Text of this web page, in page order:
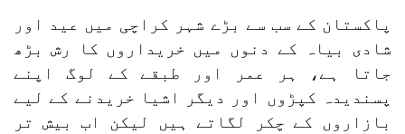
پاکستان کے سب سے بڑے شہر کراچی میں عید اور
شادی بیاہ کے دنوں میں خریداروں کا رش بڑھ
جاتا ہے، ہر عمر اور طبقے کے لوگ اپنے
پسندیدہ کپڑوں اور دیگر اشیا خریدنے کے لیے
بازاروں کے چکر لگاتے ہیں لیکن اب بیش تر